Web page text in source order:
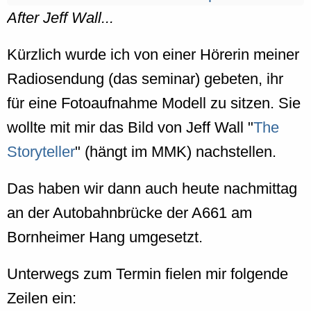
After Jeff Wall...
Kürzlich wurde ich von einer Hörerin meiner
Radiosendung (das seminar) gebeten, ihr
für eine Fotoaufnahme Modell zu sitzen. Sie
wollte mit mir das Bild von Jeff Wall "The
Storyteller" (hängt im MMK) nachstellen.
Das haben wir dann auch heute nachmittag
an der Autobahnbrücke der A661 am
Bornheimer Hang umgesetzt.
Unterwegs zum Termin fielen mir folgende
Zeilen ein: